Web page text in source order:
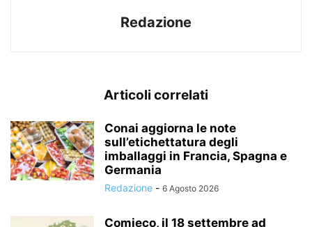
Redazione
Articoli correlati
Conai aggiorna le note
sull’etichettatura degli
imballaggi in Francia, Spagna e
Germania
Redazione - 6 Agosto 2026
Comieco, il 18 settembre ad